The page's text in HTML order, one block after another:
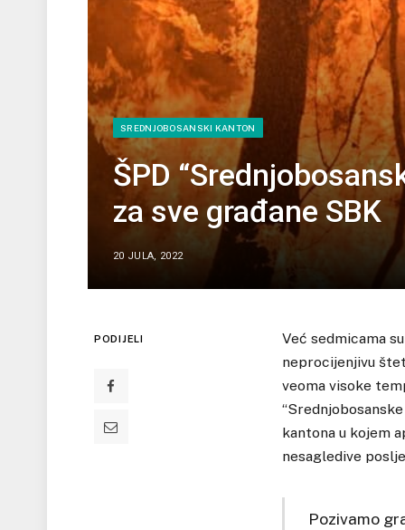
SREDNJOBOSANSKI KANTON
ŠPD
za sve građane SBK
20 JULA, 2022
PODIJELI
Već sedmicama
neprocijenjivu
veoma visoke
kantona u kojem
nesagledive
Pozivamo